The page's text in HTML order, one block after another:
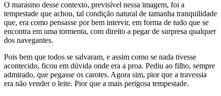
O marasmo desse contexto, previsível nessa imagem, foi a
tempestade que achou, tal condição natural de tamanha tranquilidade
que, era como pensasse por bem intervir, em forma de tudo que se
encontra em uma tormenta, com direito a pegar de surpresa qualquer
dos navegantes.
Pois bem que todos se salvaram, e assim como se nada tivesse
acontecido, ficou em dúvida onde era a proa. Pediu ao filho, sempre
admirado, que pegasse os carotes. Agora sim, pior que a travessia
era não vender o leite. Pior que a mais perigosa tempestade.